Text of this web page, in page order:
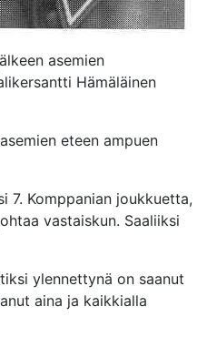
asemien
Hämäläinen
eteen ampuen
7. Komppanian joukkuetta,
vastaiskun. Saaliiksi
ylennettynä on saanut
aina ja kaikkialla